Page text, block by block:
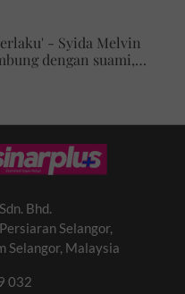
- Syida Melvin
dengan suami,
Bhd.
Selangor,
Selangor, Malaysia
032